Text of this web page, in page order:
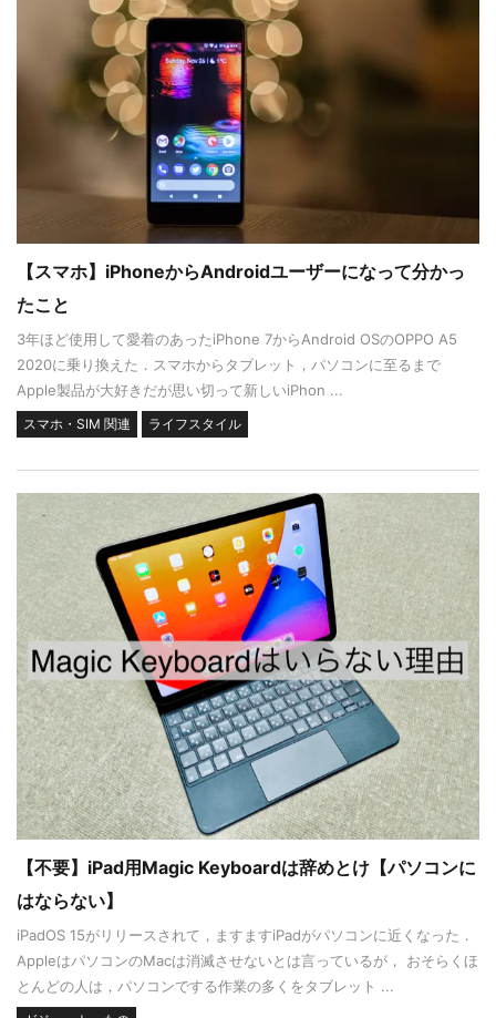
【スマホ】iPhoneからAndroidユーザーになって分かっ
たこと
3年ほど使用して愛着のあったiPhone 7からAndroid OSのOPPO A5
2020に乗り換えた．スマホからタブレット，パソコンに至るまで
Apple製品が大好きだが思い切って新しいiPhon ...
スマホ・SIM 関連 ライフスタイル
【不要】iPad用Magic Keyboardは辞めとけ【パソコンに
はならない】
iPadOS 15がリリースされて，ますますiPadがパソコンに近くなった．
AppleはパソコンのMacは消滅させないとは言っているが， おそらくほ
とんどの人は，パソコンでする作業の多くをタブレット ...